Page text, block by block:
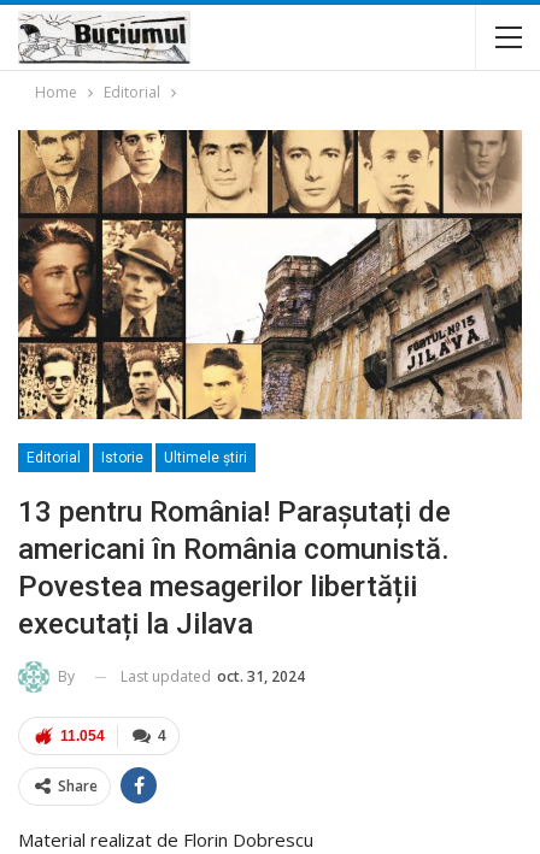
Home Editorial
Editorial Istorie Ultimele ştiri
13 pentru România! Parașutați de
americani în România comunistă.
Povestea mesagerilor libertății
executați la Jilava
By Last updated oct. 31, 2024
4
11.054
Share
Material realizat de Florin Dobrescu